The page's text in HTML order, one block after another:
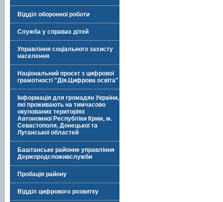
Відділ оборонної роботи
Служба у справах дітей
Управління соціального захисту
населення
Національний проєкт з цифрової
грамотності "Дія.Цифрова освіта"
Інформація для громадян України,
які проживають на тимчасово
окупованих територіях
Автономної Республіки Крим, м.
Севастополя, Донецької та
Луганської областей
Баштанське районне управління
Держпродспоживслужби
Пробація району
Відділ цифрового розвитку